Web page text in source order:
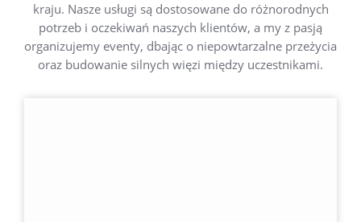
kraju. Nasze usługi są dostosowane do różnorodnych
potrzeb i oczekiwań naszych klientów, a my z pasją
organizujemy eventy, dbając o niepowtarzalne przeżycia
oraz budowanie silnych więzi między uczestnikami.